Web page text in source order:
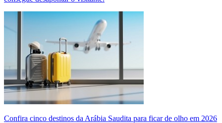
Confira cinco destinos da Arábia Saudita para ficar de olho em 2026